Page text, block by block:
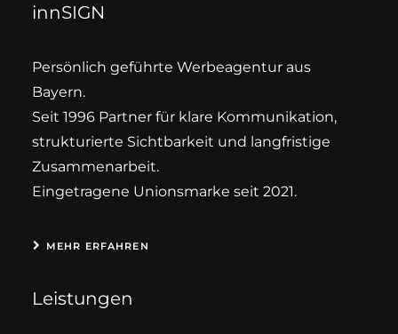
innSIGN
Persönlich geführte Werbeagentur aus
Bayern.
Seit 1996 Partner für klare Kommunikation,
strukturierte Sichtbarkeit und langfristige
Zusammenarbeit.
Eingetragene Unionsmarke seit 2021.
MEHR ERFAHREN
Leistungen